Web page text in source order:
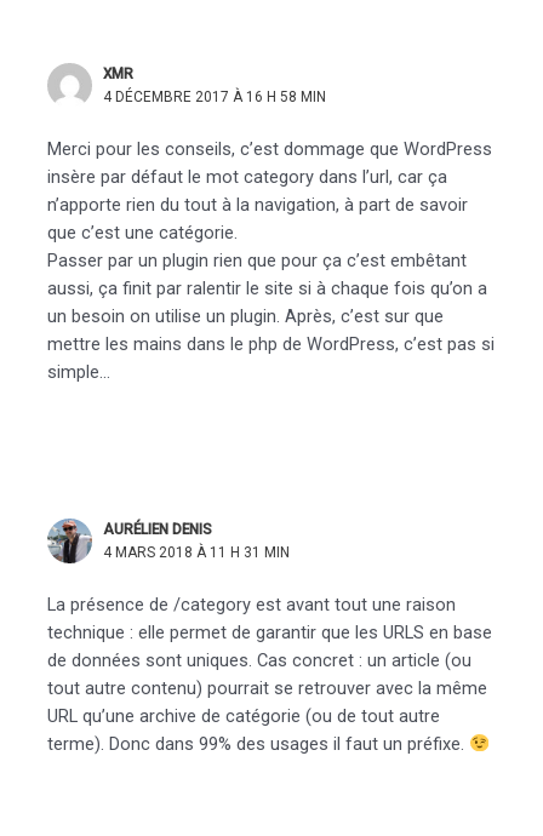
XMR
4 DÉCEMBRE 2017 À 16 H 58 MIN
Merci pour les conseils, c’est dommage que WordPress
insère par défaut le mot category dans l’url, car ça
n’apporte rien du tout à la navigation, à part de savoir
que c’est une catégorie.
Passer par un plugin rien que pour ça c’est embêtant
aussi, ça finit par ralentir le site si à chaque fois qu’on a
un besoin on utilise un plugin. Après, c’est sur que
mettre les mains dans le php de WordPress, c’est pas si
simple…
AURÉLIEN DENIS
4 MARS 2018 À 11 H 31 MIN
La présence de /category est avant tout une raison
technique : elle permet de garantir que les URLS en base
de données sont uniques. Cas concret : un article (ou
tout autre contenu) pourrait se retrouver avec la même
URL qu’une archive de catégorie (ou de tout autre
terme). Donc dans 99% des usages il faut un préfixe.